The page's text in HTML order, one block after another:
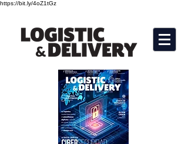
https://bit.ly/4oZ1tGz